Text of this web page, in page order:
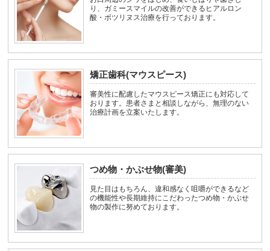
り、ガミースマイルの改善ができるヒアルロン
酸・ボツリヌス治療を行っております。
矯正歯科(マウスピース)
審美性に配慮したマウスピース矯正にも対応して
おります。患者さまと相談しながら、無理のない
治療計画を立案いたします。
つめ物・かぶせ物(審美)
見た目はもちろん、違和感なく咀嚼ができるなど
の機能性や長期維持にこだわったつめ物・かぶせ
物の製作に努めております。